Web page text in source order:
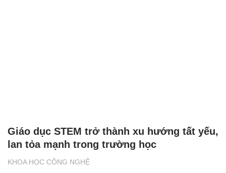
KHOA HỌC CÔNG NGHỆ
Giáo dục STEM trở thành xu hướng tất yếu,
lan tỏa mạnh trong trường học